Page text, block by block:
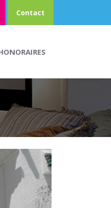
Contact